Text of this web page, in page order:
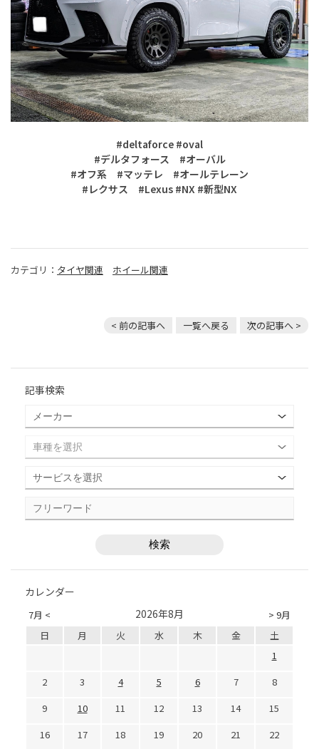
#deltaforce #oval
#デルタフォース #オーバル
#オフ系 #マッテレ #オールテレーン
#レクサス #Lexus #NX #新型NX
カテゴリ： タイヤ関連 ホイール関連
< 前の記事へ 一覧へ戻る 次の記事へ >
記事検索
カレンダー
7月 < > 9月
2026年8月
日 月 火 水 木 金
土
1
2
3 4 5 6 7
8
9
10 11 12 13 14
15
16
17 18 19 20 21
22